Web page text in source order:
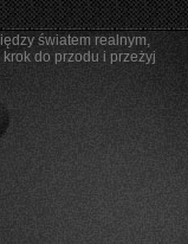
światem realnym,
do przodu i przeżyj